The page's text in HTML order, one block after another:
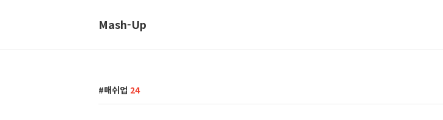
Mash-Up
매쉬업 24